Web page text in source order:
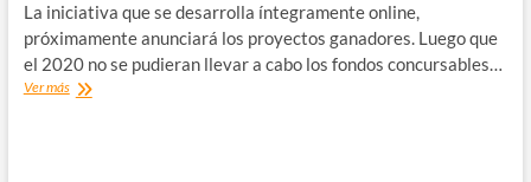
La iniciativa que se desarrolla íntegramente online,
próximamente anunciará los proyectos ganadores. Luego que
el 2020 no se pudieran llevar a cabo los fondos concursables…
Ver másEste